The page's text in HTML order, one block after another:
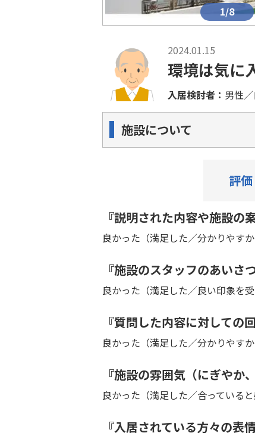
1/8
2024.01.15
環境は気に
入居検討者： 男性
施設について
評価
『説明された内容や施設の
良かった（満足した／分かりやすか
『施設のスタッフのあいさ
良かった（満足した／良い印象を受
『質問した内容に対しての
良かった（満足した／分かりやすか
『施設の雰囲気（にぎやか
良かった（満足した／合っていると
『入居されている方々の表